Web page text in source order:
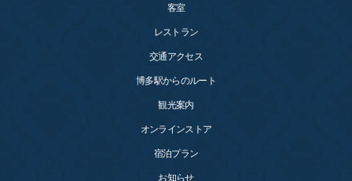
客室
レストラン
交通アクセス
博多駅からのルート
観光案内
オンラインストア
宿泊プラン
お知らせ